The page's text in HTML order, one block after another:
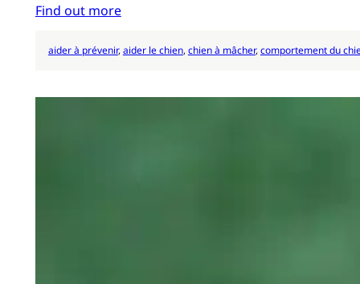
Find out more
aider à prévenir, aider le chien, chien à mâcher, comportement du